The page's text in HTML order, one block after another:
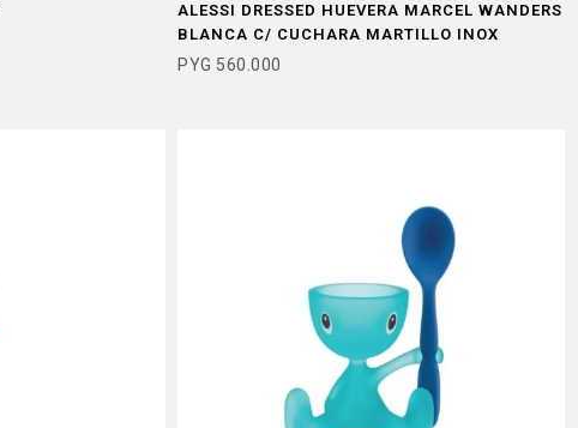
ALESSI DRESSED HUEVERA MARCEL WANDERS
BLANCA C/ CUCHARA MARTILLO INOX
PYG 560.000